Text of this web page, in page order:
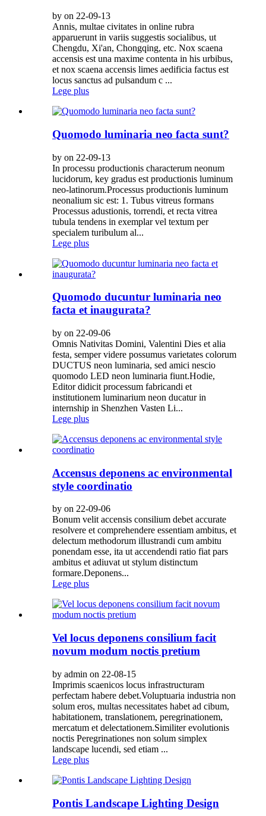
by on 22-09-13
Annis, multae civitates in online rubra
apparuerunt in variis suggestis socialibus, ut
Chengdu, Xi'an, Chongqing, etc. Nox scaena
accensis est una maxime contenta in his urbibus,
et nox scaena accensis limes aedificia factus est
locus sanctus ad pulsandum c ...
Lege plus
Quomodo luminaria neo facta sunt?
by on 22-09-13
In processu productionis characterum neonum
lucidorum, key gradus est productionis luminum
neo-latinorum.Processus productionis luminum
neonalium sic est: 1. Tubus vitreus formans
Processus adustionis, torrendi, et recta vitrea
tubula tendens in exemplar vel textum per
specialem turibulum al...
Lege plus
Quomodo ducuntur luminaria neo
facta et inaugurata?
by on 22-09-06
Omnis Nativitas Domini, Valentini Dies et alia
festa, semper videre possumus varietates colorum
DUCTUS neon luminaria, sed amici nescio
quomodo LED neon luminaria fiunt.Hodie,
Editor didicit processum fabricandi et
institutionem luminarium neon ducatur in
internship in Shenzhen Vasten Li...
Lege plus
Accensus deponens ac environmental
style coordinatio
by on 22-09-06
Bonum velit accensis consilium debet accurate
resolvere et comprehendere essentiam ambitus, et
delectum methodorum illustrandi cum ambitu
ponendam esse, ita ut accendendi ratio fiat pars
ambitus et adiuvat ut stylum distinctum
formare.Deponens...
Lege plus
Vel locus deponens consilium facit
novum modum noctis pretium
by admin on 22-08-15
Imprimis scaenicos locus infrastructuram
perfectam habere debet.Voluptuaria industria non
solum eros, multas necessitates habet ad cibum,
habitationem, translationem, peregrinationem,
mercatum et delectationem.Similiter evolutionis
noctis Peregrinationes non solum simplex
landscape lucendi, sed etiam ...
Lege plus
Pontis Landscape Lighting Design